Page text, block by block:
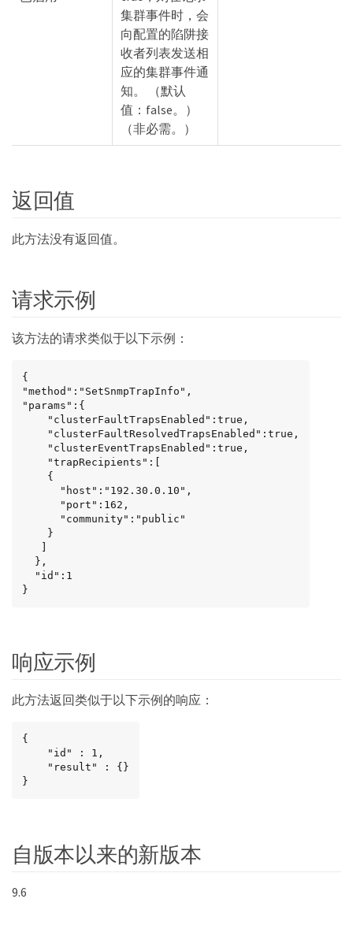
集群事件时，会
向配置的陷阱接
收者列表发送相
应的集群事件通
知。 （默认
值：false。）
（非必需。）
返回值
此方法没有返回值。
请求示例
该方法的请求类似于以下示例：
{
"method":"SetSnmpTrapInfo",
"params":{
}
响应示例
此方法返回类似于以下示例的响应：
{
}
自版本以来的新版本
9.6